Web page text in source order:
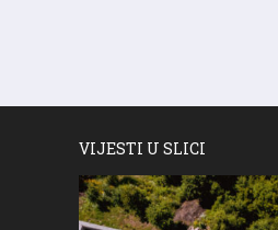
VIJESTI U SLICI